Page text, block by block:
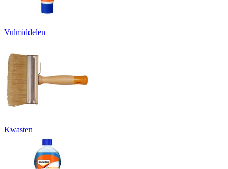
Vulmiddelen
Kwasten